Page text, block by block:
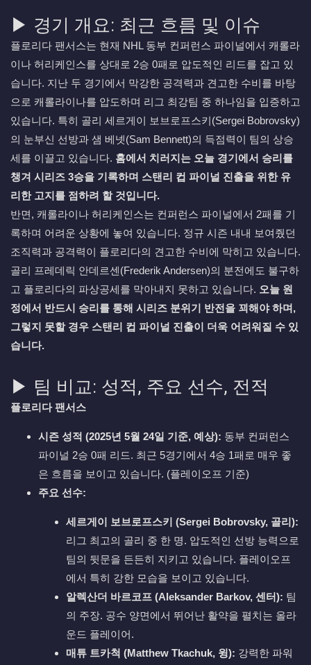
▶ 경기 개요: 최근 흐름 및 이슈
플로리다 팬서스는 현재 NHL 동부 컨퍼런스 파이널에서 캐롤라
이나 허리케인스를 상대로 2승 0패로 압도적인 리드를 잡고 있
습니다. 지난 두 경기에서 막강한 공격력과 견고한 수비를 바탕
으로 캐롤라이나를 압도하며 리그 최강팀 중 하나임을 입증하고
있습니다. 특히 골리 세르게이 보브로프스키(Sergei Bobrovsky)
의 눈부신 선방과 샘 베넷(Sam Bennett)의 득점력이 팀의 상승
세를 이끌고 있습니다. 홈에서 치러지는 오늘 경기에서 승리를
챙겨 시리즈 3승을 기록하며 스탠리 컵 파이널 진출을 위한 유
리한 고지를 점하려 할 것입니다.
반면, 캐롤라이나 허리케인스는 컨퍼런스 파이널에서 2패를 기
록하며 어려운 상황에 놓여 있습니다. 정규 시즌 내내 보여줬던
조직력과 공격력이 플로리다의 견고한 수비에 막히고 있습니다.
골리 프레데릭 안데르센(Frederik Andersen)의 분전에도 불구하
고 플로리다의 파상공세를 막아내지 못하고 있습니다. 오늘 원
정에서 반드시 승리를 통해 시리즈 분위기 반전을 꾀해야 하며,
그렇지 못할 경우 스탠리 컵 파이널 진출이 더욱 어려워질 수 있
습니다.
▶ 팀 비교: 성적, 주요 선수, 전적
플로리다 팬서스
시즌 성적 (2025년 5월 24일 기준, 예상): 동부 컨퍼런스
파이널 2승 0패 리드. 최근 5경기에서 4승 1패로 매우 좋
은 흐름을 보이고 있습니다. (플레이오프 기준)
주요 선수:
세르게이 보브로프스키 (Sergei Bobrovsky, 골리):
리그 최고의 골리 중 한 명. 압도적인 선방 능력으로
팀의 뒷문을 든든히 지키고 있습니다. 플레이오프
에서 특히 강한 모습을 보이고 있습니다.
알렉산더 바르코프 (Aleksander Barkov, 센터): 팀
의 주장. 공수 양면에서 뛰어난 활약을 펼치는 올라
운드 플레이어.
매튜 트카척 (Matthew Tkachuk, 윙): 강력한 파워